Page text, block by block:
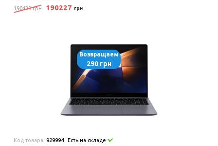
190439 грн 190227 грн
Возвращаем
290 грн
Код товара:929994 Есть на складе